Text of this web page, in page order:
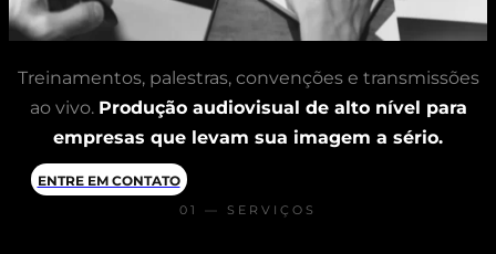
Treinamentos, palestras, convenções e transmissões
ao vivo. Produção audiovisual de alto nível para
empresas que levam sua imagem a sério.
ENTRE EM CONTATO
01 — SERVIÇOS